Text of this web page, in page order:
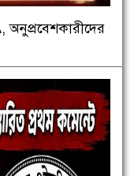
অনুপ্রবেশকারীদের